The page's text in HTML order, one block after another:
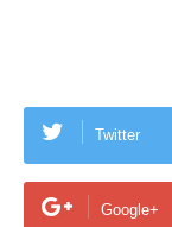
Twitter
Google+